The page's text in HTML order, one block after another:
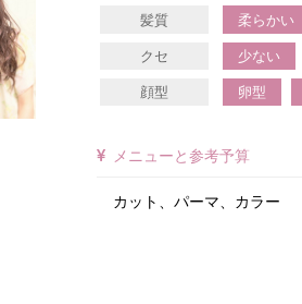
髪質 柔らかい
クセ 少ない
顔型 卵型
メニューと参考予算
カット、パーマ、カラー